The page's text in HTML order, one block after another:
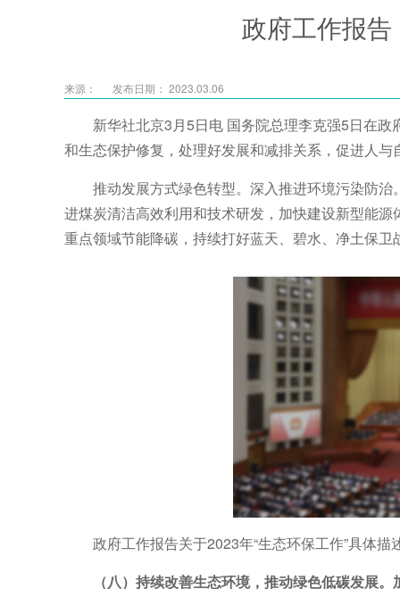
政府工作报
来源： 发布日期： 2023.03.06
新华社北京3月5日电 国务院总理李克强5日在
和生态保护修复，处理好发展和减排关系，促进人
推动发展方式绿色转型。深入推进环境污染防
进煤炭清洁高效利用和技术研发，加快建设新型能
重点领域节能降碳，持续打好蓝天、碧水、净土保
政府工作报告关于2023年“生态环保工作”具体描
（八）持续改善生态环境，推动绿色低碳发展